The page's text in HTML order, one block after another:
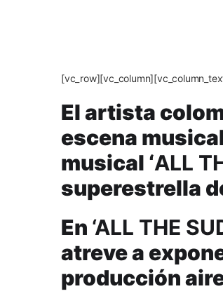
El artista
escena
musical ‘ALL
superestrella
En ‘ALL THE
atreve a
producción